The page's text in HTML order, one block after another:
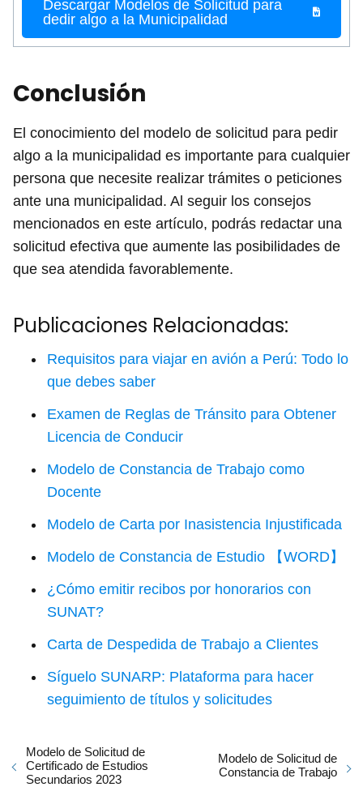
Descargar Modelos de Solicitud para
dedir algo a la Municipalidad
Conclusión
El conocimiento del modelo de solicitud para pedir
algo a la municipalidad es importante para cualquier
persona que necesite realizar trámites o peticiones
ante una municipalidad. Al seguir los consejos
mencionados en este artículo, podrás redactar una
solicitud efectiva que aumente las posibilidades de
que sea atendida favorablemente.
Publicaciones Relacionadas:
Requisitos para viajar en avión a Perú: Todo lo
que debes saber
Examen de Reglas de Tránsito para Obtener
Licencia de Conducir
Modelo de Constancia de Trabajo como
Docente
Modelo de Carta por Inasistencia Injustificada
Modelo de Constancia de Estudio 【WORD】
¿Cómo emitir recibos por honorarios con
SUNAT?
Carta de Despedida de Trabajo a Clientes
Síguelo SUNARP: Plataforma para hacer
seguimiento de títulos y solicitudes
Modelo de Solicitud de
Certificado de Estudios
Secundarios 2023
Modelo de Solicitud de
Constancia de Trabajo